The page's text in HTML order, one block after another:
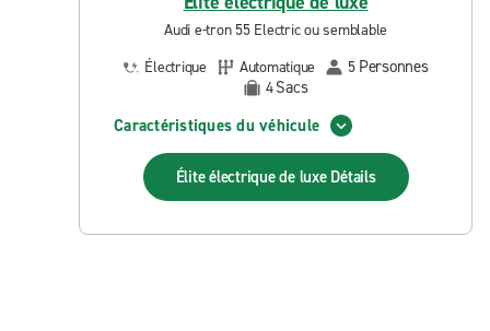
Audi e-tron 55 Electric ou semblable
Électrique
Automatique 5 Personnes
4Sacs
Caractéristiques du véhicule
Élite électrique de luxe Détails